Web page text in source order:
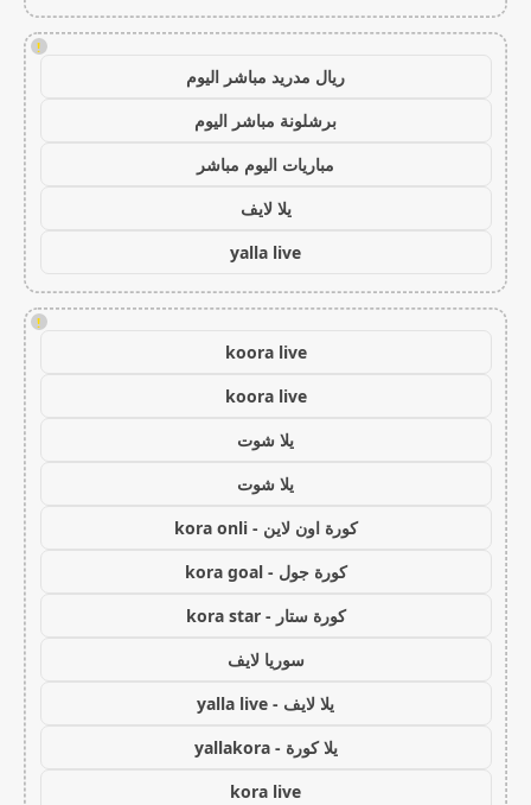
!
ريال مدريد مباشر اليوم
برشلونة مباشر اليوم
مباريات اليوم مباشر
يلا لايف
yalla live
!
koora live
koora live
يلا شوت
يلا شوت
كورة اون لاين - kora onli
كورة جول - kora goal
كورة ستار - kora star
سوريا لايف
يلا لايف - yalla live
يلا كورة - yallakora
kora live